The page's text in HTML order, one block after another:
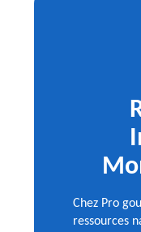
Chez Pro
ressources